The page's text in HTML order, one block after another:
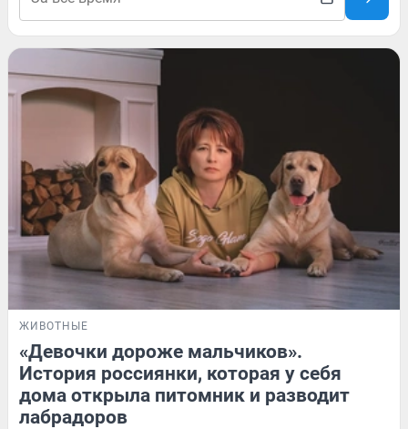
ЖИВОТНЫЕ
«Девочки дороже мальчиков».
История россиянки, которая у себя
дома открыла питомник и разводит
лабрадоров